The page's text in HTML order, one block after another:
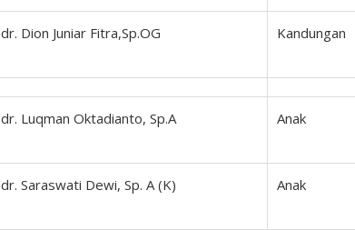
dr. Dion Juniar Fitra,Sp.OG Kandungan
dr. Luqman Oktadianto, Sp.A Anak
dr. Saraswati Dewi, Sp. A (K) Anak